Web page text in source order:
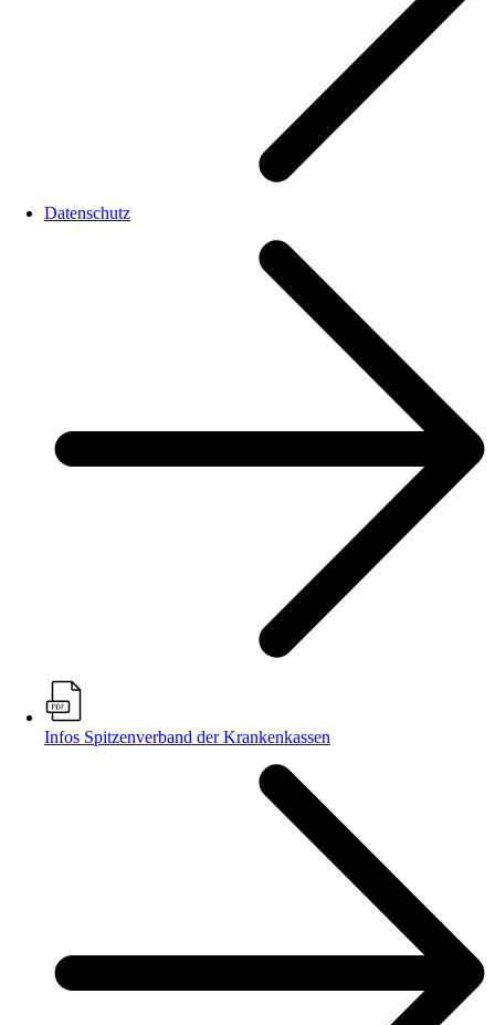
Datenschutz
Infos Spitzenverband der Krankenkassen